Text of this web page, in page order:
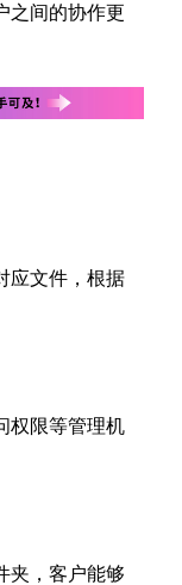
之间的协作更
应文件，根据
权限等管理机
夹，客户能够